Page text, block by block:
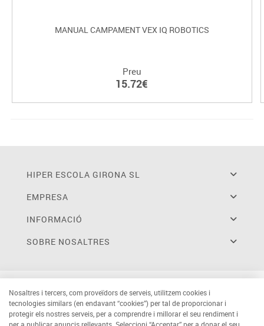
MANUAL CAMPAMENT VEX IQ ROBOTICS
Preu
15.72€
HIPER ESCOLA GIRONA SL
EMPRESA
INFORMACIÓ
SOBRE NOSALTRES
Nosaltres i tercers, com proveïdors de serveis, utilitzem cookies i
tecnologies similars (en endavant “cookies”) per tal de proporcionar i
protegir els nostres serveis, per a comprendre i millorar el seu rendiment i